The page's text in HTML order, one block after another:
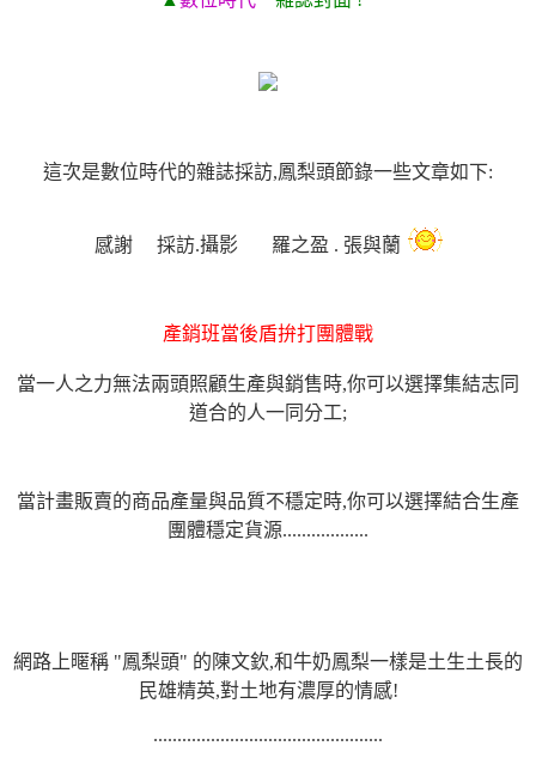
這次是數位時代的雜誌採訪,鳳梨頭節錄一些文章如下:
感謝 採訪.攝影 羅之盈 . 張與蘭
產銷班當後盾拚打團體戰
當一人之力無法兩頭照顧生產與銷售時,你可以選擇集結志同
道合的人一同分工;
當計畫販賣的商品產量與品質不穩定時,你可以選擇結合生產
團體穩定貨源..................
網路上暱稱 "鳳梨頭" 的陳文欽,和牛奶鳳梨一樣是土生土長的
民雄精英,對土地有濃厚的情感!
................................................